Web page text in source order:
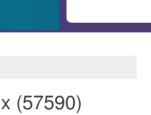
(57590)